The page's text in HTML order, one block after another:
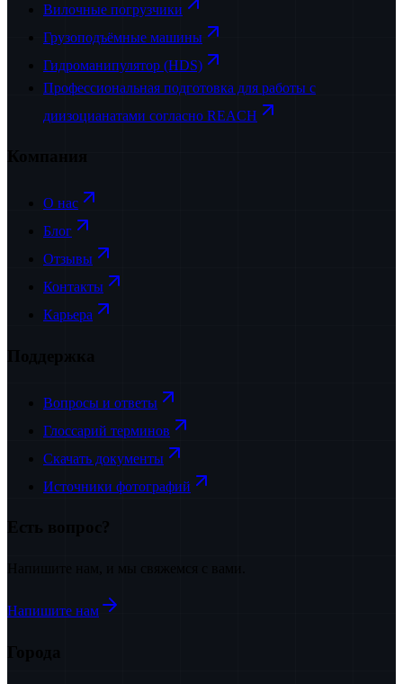
Вилочные погрузчики
Грузоподъёмные машины
Гидроманипулятор (HDS)
Профессиональная подготовка для работы с
диизоцианатами согласно REACH
Компания
О нас
Блог
Отзывы
Контакты
Карьера
Поддержка
Вопросы и ответы
Глоссарий терминов
Скачать документы
Источники фотографий
Напишите нам, и мы свяжемся с вами.
Напишите нам